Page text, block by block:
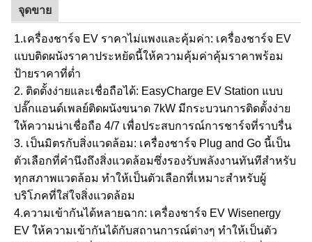
จุดขาย
1.เครื่องชาร์จ EV ราคาไม่แพงและคุ้มค่า: เครื่องชาร์จ EV
แบบติดผนังราคาประหยัดนี้ให้ความคุ้มค่าคุ้มราคาพร้อม
ป้ายราคาที่ต่ำ
2. ติดตั้งง่ายและเชื่อถือได้: EasyCharge EV Station แบบ
ปลั๊กแอนด์เพลย์ติดผนังขนาด 7kW มีกระบวนการติดตั้งง่าย
ให้ความน่าเชื่อถือ 4/7 เพื่อประสบการณ์การชาร์จที่ราบรื่น
3. เป็นมิตรกับสิ่งแวดล้อม: เครื่องชาร์จ Plug and Go นี้เป็น
ตัวเลือกที่คำนึงถึงสิ่งแวดล้อมซึ่งรองรับพลังงานทันทีสำหรับ
ทุกสภาพแวดล้อม ทำให้เป็นตัวเลือกที่เหมาะสำหรับผู้
บริโภคที่ใส่ใจสิ่งแวดล้อม
4.ความเข้ากันได้หลายฉาก: เครื่องชาร์จ EV Wisenergy
EV ให้ความเข้ากันได้กับสถานการณ์ต่างๆ ทำให้เป็นตัว